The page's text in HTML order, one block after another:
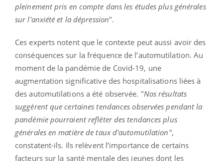
pleinement pris en compte dans les études plus générales
sur l'anxiété et la dépression".
Ces experts notent que le contexte peut aussi avoir des
conséquences sur la fréquence de l’automutilation. Au
moment de la pandémie de Covid-19, une
augmentation significative des hospitalisations liées à
des automutilations a été observée. "Nos résultats
suggèrent que certaines tendances observées pendant la
pandémie pourraient refléter des tendances plus
générales en matière de taux d’automutilation",
constatent-ils. Ils relèvent l’importance de certains
facteurs sur la santé mentale des jeunes dont les